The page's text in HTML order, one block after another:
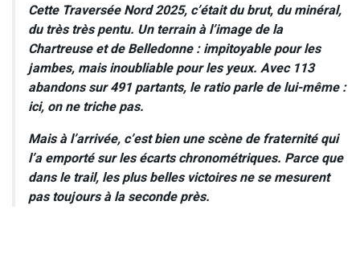
Cette Traversée Nord 2025, c’était du brut, du minéral,
du très très pentu. Un terrain à l’image de la
Chartreuse et de Belledonne : impitoyable pour les
jambes, mais inoubliable pour les yeux. Avec 113
abandons sur 491 partants, le ratio parle de lui-même :
ici, on ne triche pas.
Mais à l’arrivée, c’est bien une scène de fraternité qui
l’a emporté sur les écarts chronométriques. Parce que
dans le trail, les plus belles victoires ne se mesurent
pas toujours à la seconde près.